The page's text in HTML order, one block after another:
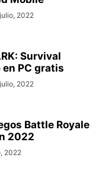
2022
Survival
PC gratis
2022
Battle Royale
2022
2022